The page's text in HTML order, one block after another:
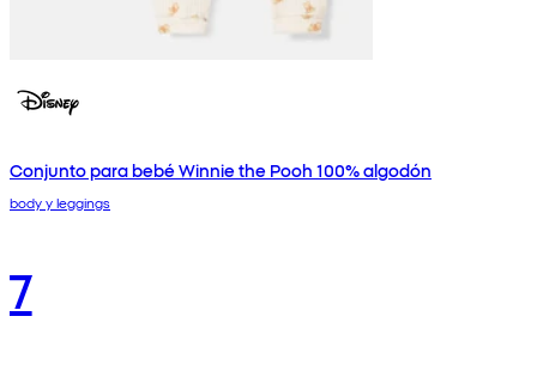
Conjunto para bebé Winnie the Pooh 100% algodón
body y leggings
7